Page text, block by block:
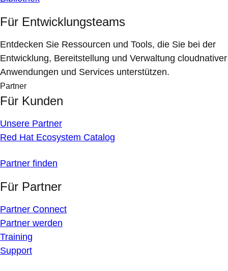
Für Entwicklungsteams
Entdecken Sie Ressourcen und Tools, die Sie bei der
Entwicklung, Bereitstellung und Verwaltung cloudnativer
Anwendungen und Services unterstützen.
Partner
Für Kunden
Unsere Partner
Red Hat Ecosystem Catalog
Partner finden
Für Partner
Partner Connect
Partner werden
Training
Support